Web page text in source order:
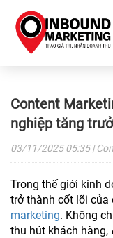
Content
nghiệp tăng
03/11/202505:35|
Trong thế giới kinh
trở thành cốt lõi của
marketing. Không
thu hút khách hàng,